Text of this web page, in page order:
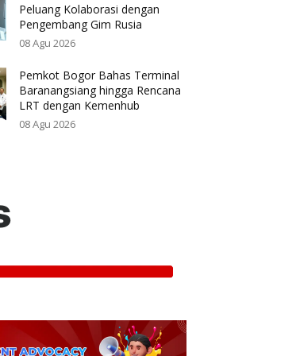
Peluang Kolaborasi dengan
Pengembang Gim Rusia
08 Agu 2026
Pemkot Bogor Bahas Terminal
Baranangsiang hingga Rencana
LRT dengan Kemenhub
08 Agu 2026